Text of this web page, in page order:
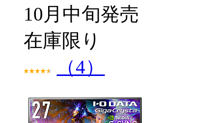
10月中旬発売
在庫限り
（4）